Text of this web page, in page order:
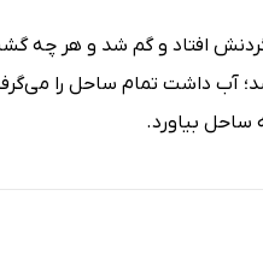
افتاد و گم شد و هر چه گشت،
آب داشت تمام ساحل را
ساحل بیاورد.